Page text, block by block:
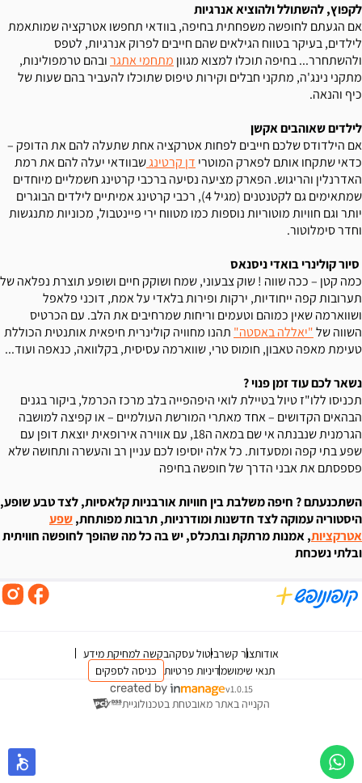
לקפוץ, להשתולל ולהוציא אנרגיות
אם הגעתם לחופשה משפחתית בחיפה, בוודאי תחפשו אטרקציה שמותאמת
לילדים, בעיקר בטווח הגילאים שהם חייבים לפרוק אנרגיות, לטפס
ולהשתחרר... בחיפה תוכלו למצוא מגוון מתחמי אתגרובהם טרמפולינות,
מתקני נינג'ה, מתקני חבלים וקירות טיפוס שתוכלו להעביר בהם שעות של
כיף והנאה.
לילדים שאוהבים אקשן
אם הילדודס שלכם חייבים לפחות אטרקציה אחת שתעלה להם את הדופק –
כדאי שתקחו אותם לפארק המוטרי דן קרטינגשבוודאי יעלה להם את רמת
האדרנלין והריגוש. הפארק מציעה נסיעה ברכבי קרטינג חשמליים מיוחדים
שמתאימים גם לקטנטנים (מגיל 4), רכבי קרטינג אמיתיים לילדים הבוגרים
יותר וגם חוויות מוטוריות נוספות כמו מטווח ירי פיינטבול, מכוניות מתנגשות
וחדר סימלוטור.
סיור קולינרי בואדי ניסנאס
כמה קטן – ככה שווה ! שוק צבעוני, שמח ושוקק חיים ושופע תוצרת נפלאה של
תערובות קפה ייחודיות, ירקות ופירות בלאדי על אמת, דוכני פלאפל
ושווארמה שאין כמוהם וטעמים וריחות שמרחיבים את הלב. עם הכרטיס
השווה של"יאללה באסטה" תהנו מחוויה קולינרית חיפאית אותנטית הכוללת
טעימת מאפה טאבון, חומוס טרי, שווארמה עסיסית, בקלוואה, כנאפה ועוד...
נשאר לכם עוד זמן פנוי ?
תכניסו ללו"ז טיול בטיילת לואי היפהפייה בלב מרכז הכרמל, ביקור בגנים
הבהאים הקדושים – אחד מאתרי המורשת העולמיים – או קפיצה למושבה
הגרמנית שנבנתה אי שם במאה ה18, עם אווירה אירופאית יוצאת דופן עם
שפע בתי קפה ומסעדות. כל אלה יוסיפו לכם עניין רב והעשרה ותחושה שלא
פספסתם את אבני הדרך של חופשה בחיפה
השתכנעתם ? חיפה משלבת בין חוויות אורבניות קלאסיות, לצד טבע שופע,
היסטוריה עמוקה לצד חדשנות ומודרניות, תרבות מפותחת,שפע
אטרקציות, אמנות מרתקת ובתכלס, יש בה כל מה שהופך לחופשה חוויתית
ובלתי נשכחת
אודותצור קשרביטול עסקהבקשה למחיקת מידע
תנאי שימושמדיניות פרטיות כניסה לספקים
v1.0.15
הקנייה באתר מאובטחת בטכנולוגיית